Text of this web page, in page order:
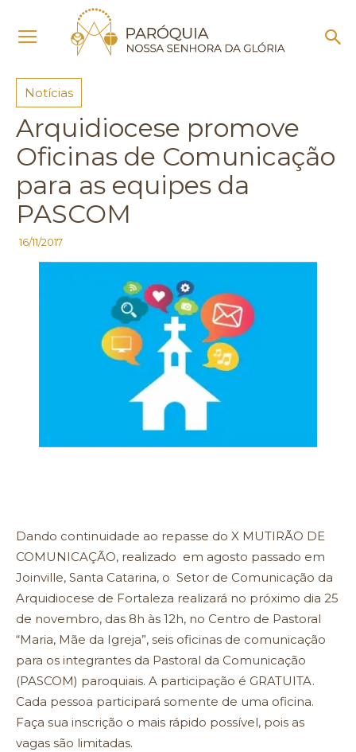
Notícias
Notícias
Arquidiocese promove
Oficinas de Comunicação
para as equipes da
PASCOM
16/11/2017
Dando continuidade ao repasse do X MUTIRÃO DE
COMUNICAÇÃO, realizado em agosto passado em
Joinville, Santa Catarina, o Setor de Comunicação da
Arquidiocese de Fortaleza realizará no próximo dia 25
de novembro, das 8h às 12h, no Centro de Pastoral
“Maria, Mãe da Igreja”, seis oficinas de comunicação
para os integrantes da Pastoral da Comunicação
(PASCOM) paroquiais. A participação é GRATUITA.
Cada pessoa participará somente de uma oficina.
Faça sua inscrição o mais rápido possível, pois as
vagas são limitadas.